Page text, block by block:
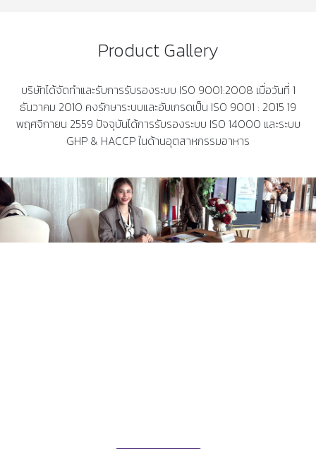
Product Gallery
บริษัทได้จัดทำและรับการรับรองระบบ ISO 9001:2008 เมื่อวันที่ 1
ธันวาคม 2010 คงรักษาระบบและอับเกรดเป็น ISO 9001 : 2015 19
พฤศจิกายน 2559 ปัจจุบันได้การรับรองระบบ ISO 14000 และระบบ
GHP & HACCP ในด้านอุตสาหกรรมอาหาร